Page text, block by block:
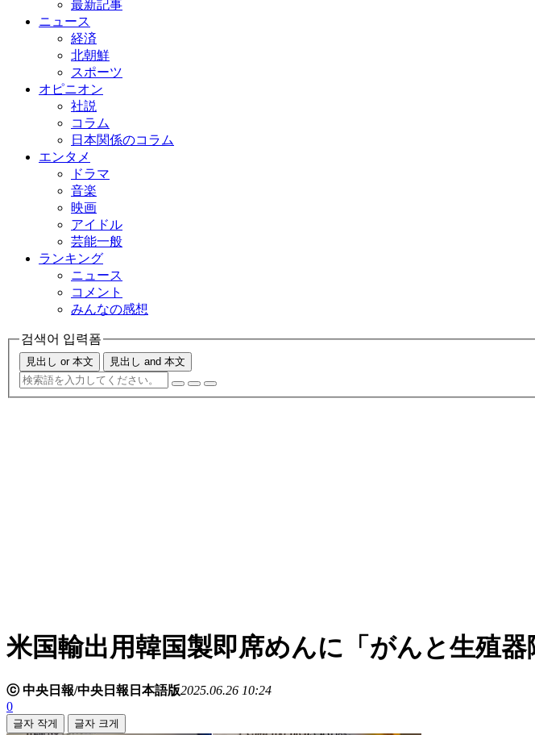
最新記事
ニュース
経済
北朝鮮
スポーツ
オピニオン
社説
コラム
日本関係のコラム
エンタメ
ドラマ
音楽
映画
アイドル
芸能一般
ランキング
ニュース
コメント
みんなの感想
검색어 입력폼
見出し or 本文 見出し and 本文
米国輸出用韓国製即席めんに「がんと生殖
ⓒ 中央日報/中央日報日本語版2025.06.26 10:24
0
글자 작게 글자 크게